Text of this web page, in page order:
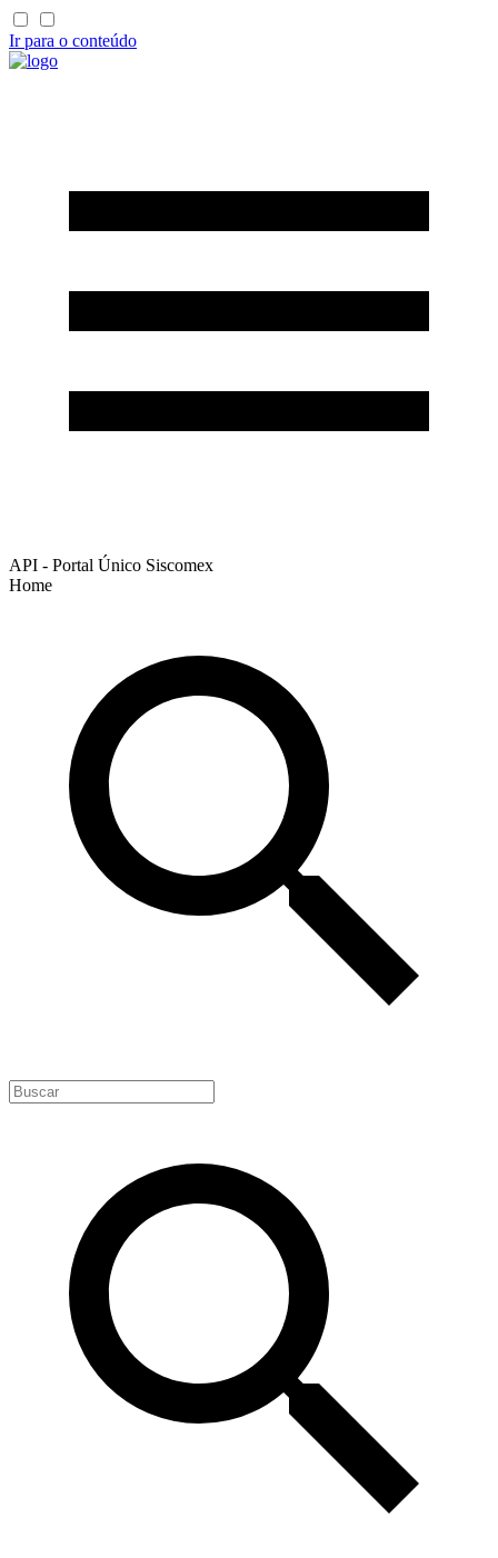
Ir para o conteúdo
API - Portal Único Siscomex
Home